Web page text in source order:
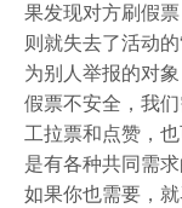
果发现对方刷假
则就失去了活动
为别人举报的对
假票不安全，我
工拉票和点赞，
是有各种共同需
如果你也需要，就